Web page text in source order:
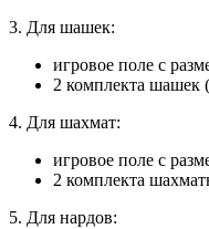
3. Для шашек:
игровое поле с
2 комплекта шашек
4. Для шахмат:
игровое поле с
2 комплекта
5. Для нардов: